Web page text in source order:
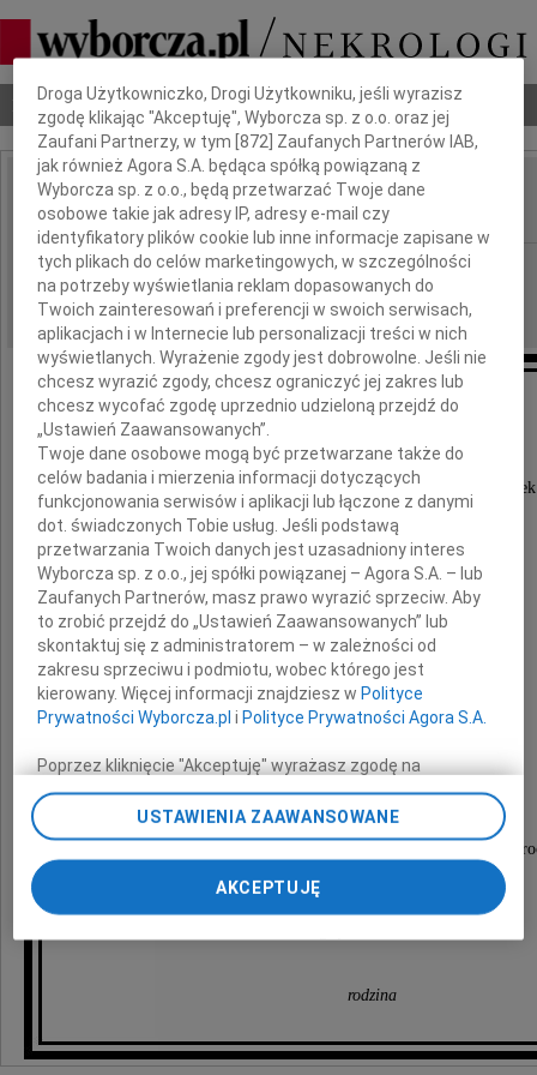
Nekrologi Odeszli Poradnik pogrzebowy
IMIĘ I NAZWISKO: Piotr Imhof
REGION: Wrocław
DATA EMISJI: 30.09.2010
Z głębokim żalem zawiadamiamy,
że dnia 26 września 2010 roku
zmarł nasz ukochany Tata, Dziadek i Pradziadek
Piotr Imhof
1 października 2010 roku o godzinie 12.00
na cmentarzu parafialnym przy ulicy Bardzkiej we
rodzina
Dbamy o Twoją prywatność
Droga Użytkowniczko, Drogi Użytkowniku, jeśli wyrazisz
zgodę klikając "Akceptuję", Wyborcza sp. z o.o. oraz jej
Zaufani Partnerzy, w tym [872 ] Zaufanych Partnerów IAB,
jak również Agora S.A. będąca spółką powiązaną z
Wyborcza sp. z o.o., będą przetwarzać Twoje dane
osobowe takie jak adresy IP, adresy e-mail czy
identyfikatory plików cookie lub inne informacje zapisane w
tych plikach do celów marketingowych, w szczególności
na potrzeby wyświetlania reklam dopasowanych do
Twoich zainteresowań i preferencji w swoich serwisach,
aplikacjach i w Internecie lub personalizacji treści w nich
wyświetlanych. Wyrażenie zgody jest dobrowolne. Jeśli nie
chcesz wyrazić zgody, chcesz ograniczyć jej zakres lub
chcesz wycofać zgodę uprzednio udzieloną przejdź do
„Ustawień Zaawansowanych”.
Twoje dane osobowe mogą być przetwarzane także do
celów badania i mierzenia informacji dotyczących
funkcjonowania serwisów i aplikacji lub łączone z danymi
dot. świadczonych Tobie usług. Jeśli podstawą
przetwarzania Twoich danych jest uzasadniony interes
Wyborcza sp. z o.o., jej spółki powiązanej – Agora S.A. – lub
Zaufanych Partnerów, masz prawo wyrazić sprzeciw. Aby
to zrobić przejdź do „Ustawień Zaawansowanych” lub
skontaktuj się z administratorem – w zależności od
zakresu sprzeciwu i podmiotu, wobec którego jest
kierowany. Więcej informacji znajdziesz w Polityce
Prywatności Wyborcza.pl i Polityce Prywatności Agora S.A.
Poprzez kliknięcie "Akceptuję" wyrażasz zgodę na
zainstalowanie i przechowywanie plików typu cookie
Wyborczej sp. z o. o. jej Zaufanych Partnerów i Agora S.A.
na Twoim urządzeniu końcowym. Możesz też w każdej
chwili zmienić swoje preferencje dot. plików cookie,
ponownie wywołując narzędzie do zarządzania Twoimi
preferencjami dot. przetwarzania danych poprzez
My, nasi Zaufani Partnerzy i Agora S.A. możemy
USTAWIENIA ZAAWANSOWANE
AKCEPTUJĘ